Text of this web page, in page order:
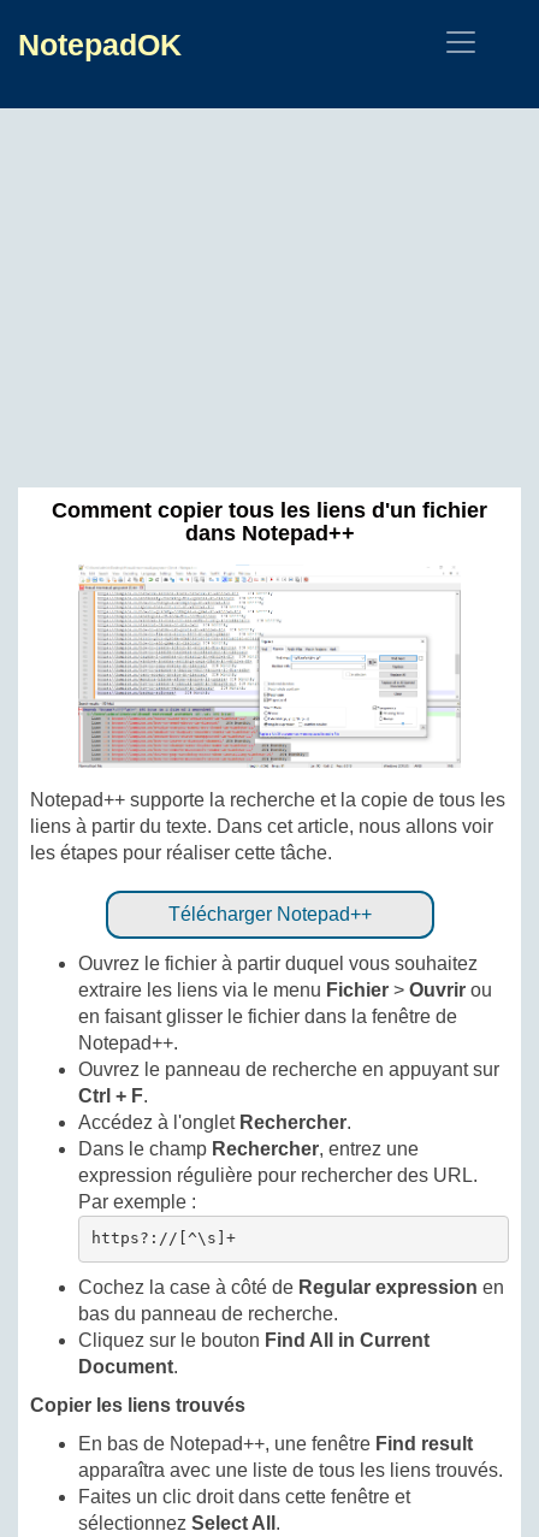
NotepadOK
Comment copier tous les liens d'un fichier
dans Notepad++
Notepad++ supporte la recherche et la copie de tous les
liens à partir du texte. Dans cet article, nous allons voir
les étapes pour réaliser cette tâche.
Télécharger Notepad++
Ouvrez le fichier à partir duquel vous souhaitez
extraire les liens via le menu Fichier > Ouvrir ou
en faisant glisser le fichier dans la fenêtre de
Notepad++.
Ouvrez le panneau de recherche en appuyant sur
Ctrl + F.
Accédez à l'onglet Rechercher.
Dans le champ Rechercher, entrez une
expression régulière pour rechercher des URL.
Par exemple :
https?://[^\s]+
Cochez la case à côté de Regular expression en
bas du panneau de recherche.
Cliquez sur le bouton Find All in Current
Document.
Copier les liens trouvés
En bas de Notepad++, une fenêtre Find result
apparaîtra avec une liste de tous les liens trouvés.
Faites un clic droit dans cette fenêtre et
sélectionnez Select All .